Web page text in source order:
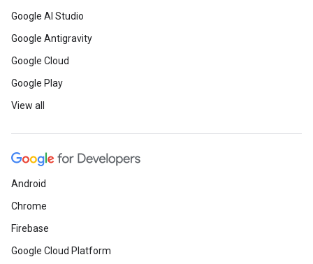
Google AI Studio
Google Antigravity
Google Cloud
Google Play
View all
Android
Chrome
Firebase
Google Cloud Platform